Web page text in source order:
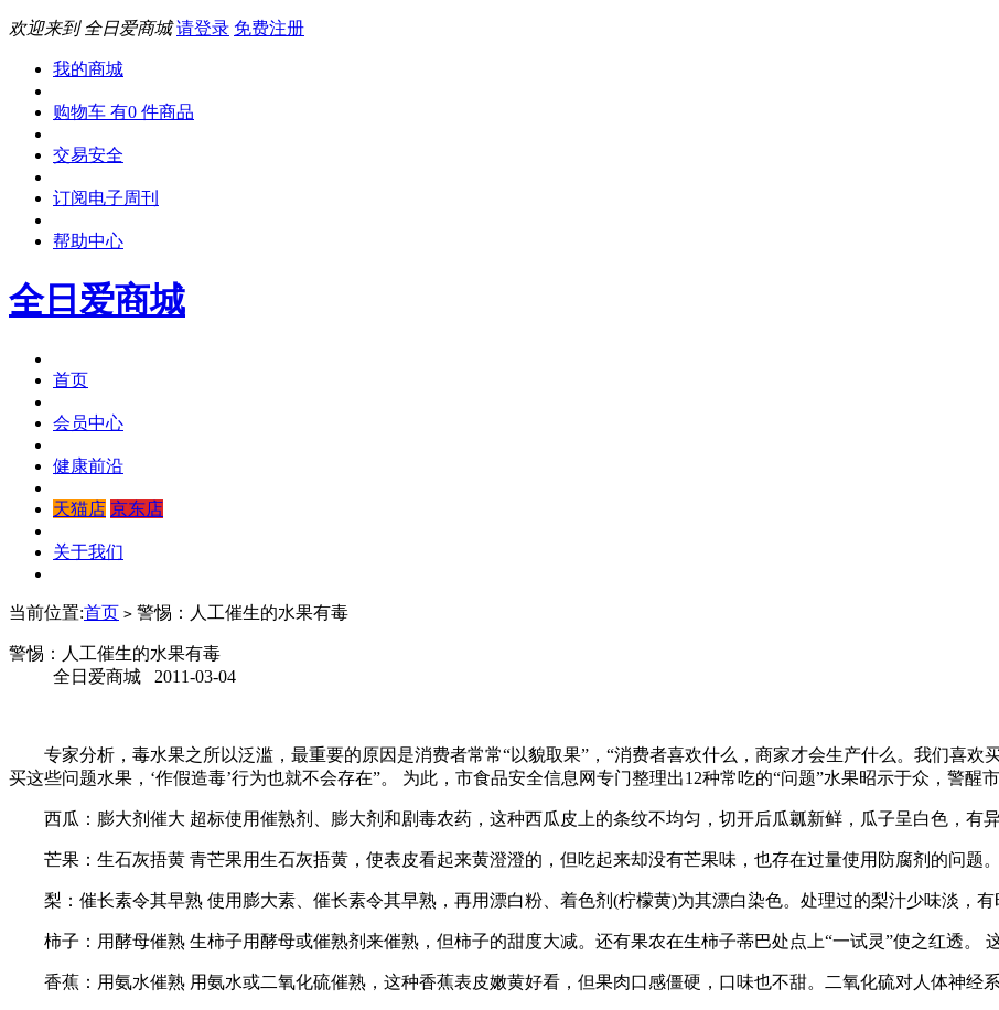
欢迎来到 全日爱商城 请登录 免费注册
我的商城
购物车 有0 件商品
交易安全
订阅电子周刊
帮助中心
全日爱商城
首页
会员中心
健康前沿
天猫店 京东店
关于我们
当前位置:首页 > 警惕：人工催生的水果有毒
警惕：人工催生的水果有毒
全日爱商城 2011-03-04
专家分析，毒水果之所以泛滥，最重要的原因是消费者常常“以貌取果”，“消费者喜欢什么，商家才会生产什么。我们喜欢
买这些问题水果，‘作假造毒’行为也就不会存在”。 为此，市食品安全信息网专门整理出12种常吃的“问题”水果昭示于众，警醒
西瓜：膨大剂催大 超标使用催熟剂、膨大剂和剧毒农药，这种西瓜皮上的条纹不均匀，切开后瓜瓤新鲜，瓜子呈白色，有异
芒果：生石灰捂黄 青芒果用生石灰捂黄，使表皮看起来黄澄澄的，但吃起来却没有芒果味，也存在过量使用防腐剂的问题。
梨：催长素令其早熟 使用膨大素、催长素令其早熟，再用漂白粉、着色剂(柠檬黄)为其漂白染色。处理过的梨汁少味淡，有
柿子：用酵母催熟 生柿子用酵母或催熟剂来催熟，但柿子的甜度大减。还有果农在生柿子蒂巴处点上“一试灵”使之红透。
香蕉：用氨水催熟 用氨水或二氧化硫催熟，这种香蕉表皮嫩黄好看，但果肉口感僵硬，口味也不甜。二氧化硫对人体神经系